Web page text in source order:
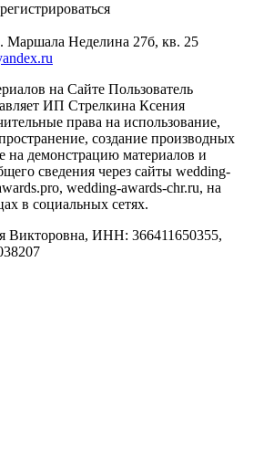
Маршала Неделина 27б, кв. 25
на Сайте Пользователь
ИП Стрелкина Ксения
права на использование,
создание производных
на демонстрацию материалов и
сведения через сайты wedding-
wedding-awards-chr.ru, на
в социальных сетях.
Викторовна, ИНН: 366411650355,